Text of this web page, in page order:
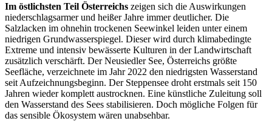
Im östlichsten Teil Österreichs zeigen sich die Auswirkungen
niederschlagsarmer und heißer Jahre immer deutlicher. Die
Salzlacken im ohnehin trockenen Seewinkel leiden unter einem
niedrigen Grundwasserspiegel. Dieser wird durch klimabedingte
Extreme und intensiv bewässerte Kulturen in der Landwirtschaft
zusätzlich verschärft. Der Neusiedler See, Österreichs größte
Seefläche, verzeichnete im Jahr 2022 den niedrigsten Wasserstand
seit Aufzeichnungsbeginn. Der Steppensee droht erstmals seit 150
Jahren wieder komplett austrocknen. Eine künstliche Zuleitung soll
den Wasserstand des Sees stabilisieren. Doch mögliche Folgen für
das sensible Ökosystem wären unabsehbar.